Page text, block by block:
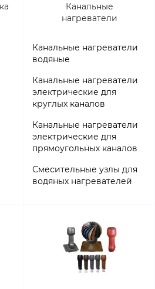
Канальные
нагреватели
Канальные нагреватели
водяные
Канальные нагреватели
электрические для
круглых каналов
Канальные нагреватели
электрические для
прямоугольных каналов
Смесительные узлы для
водяных нагревателей